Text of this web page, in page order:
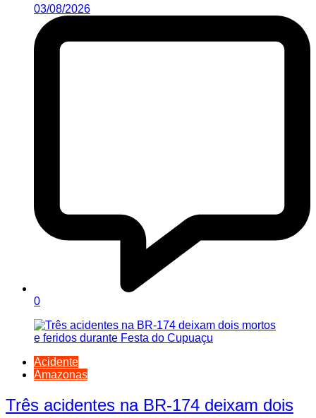
03/08/2026
0
Acidente
Amazonas
Três acidentes na BR-174 deixam dois